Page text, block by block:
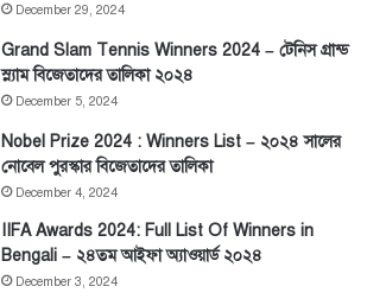
December 29, 2024
Grand Slam Tennis Winners 2024 – টেনিস গ্রান্ড
স্ল্যাম বিজেতাদের তালিকা ২০২৪
December 5, 2024
Nobel Prize 2024 : Winners List – ২০২৪ সালের
নোবেল পুরস্কার বিজেতাদের তালিকা
December 4, 2024
IIFA Awards 2024: Full List Of Winners in
Bengali – ২৪তম আইফা অ্যাওয়ার্ড ২০২৪
December 3, 2024